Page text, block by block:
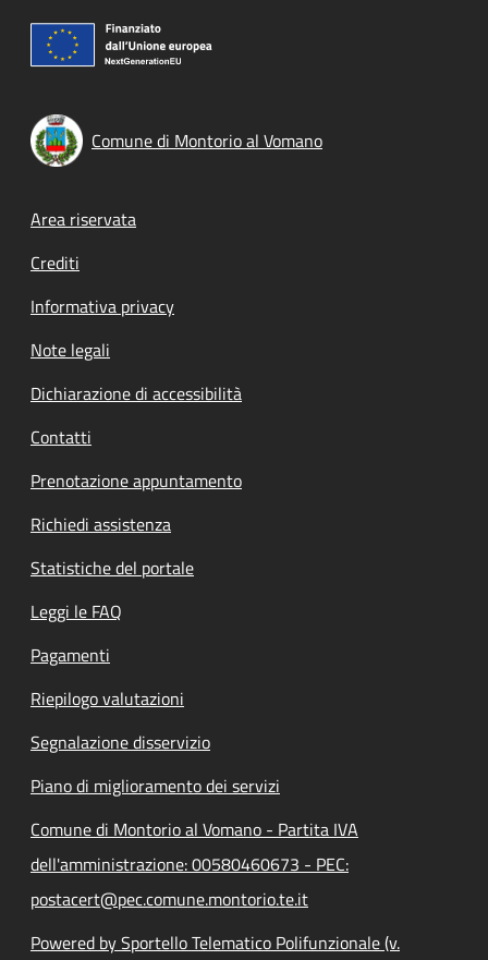
Comune di Montorio al Vomano
Footer menu
Area riservata
Crediti
Informativa privacy
Note legali
Dichiarazione di accessibilità
Contatti
Prenotazione appuntamento
Richiedi assistenza
Statistiche del portale
Leggi le FAQ
Pagamenti
Riepilogo valutazioni
Segnalazione disservizio
Piano di miglioramento dei servizi
Comune di Montorio al Vomano - Partita IVA
dell'amministrazione: 00580460673 - PEC:
postacert@pec.comune.montorio.te.it
Powered by Sportello Telematico Polifunzionale (v.